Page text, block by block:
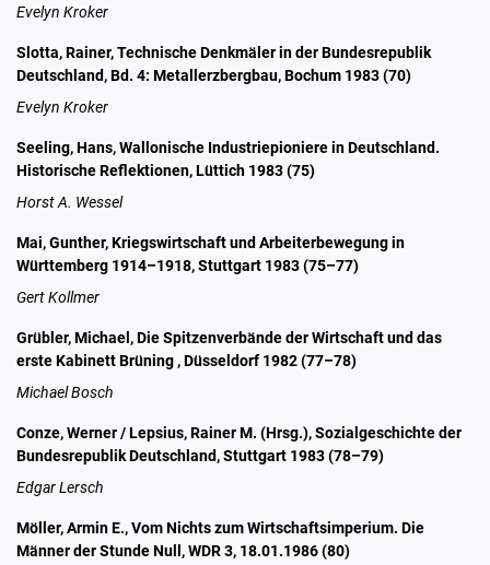
Evelyn Kroker
Slotta, Rainer, Technische Denkmäler in der Bundesrepublik
Deutschland, Bd. 4: Metallerzbergbau, Bochum 1983 (70)
Evelyn Kroker
Seeling, Hans, Wallonische Industriepioniere in Deutschland.
Historische Reflektionen, Lüttich 1983 (75)
Horst A. Wessel
Mai, Gunther, Kriegswirtschaft und Arbeiterbewegung in
Württemberg 1914–1918, Stuttgart 1983 (75–77)
Gert Kollmer
Grübler, Michael, Die Spitzenverbände der Wirtschaft und das
erste Kabinett Brüning , Düsseldorf 1982 (77–78)
Michael Bosch
Conze, Werner / Lepsius, Rainer M. (Hrsg.), Sozialgeschichte der
Bundesrepublik Deutschland, Stuttgart 1983 (78–79)
Edgar Lersch
Möller, Armin E., Vom Nichts zum Wirtschaftsimperium. Die
Männer der Stunde Null, WDR 3, 18.01.1986 (80)